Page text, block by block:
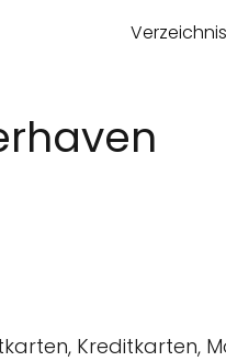
Kreditkarten,